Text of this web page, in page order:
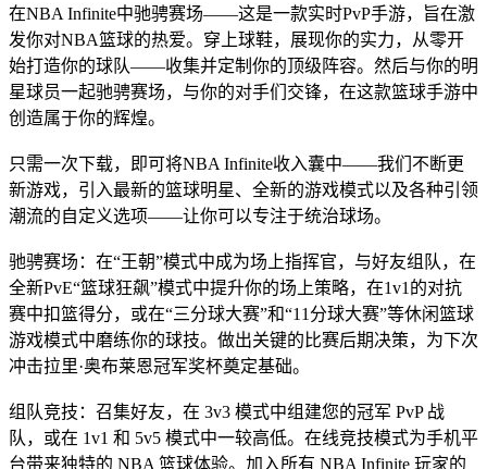
在NBA Infinite中驰骋赛场——这是一款实时PvP手游，旨在激
发你对NBA篮球的热爱。穿上球鞋，展现你的实力，从零开
始打造你的球队——收集并定制你的顶级阵容。然后与你的明
星球员一起驰骋赛场，与你的对手们交锋，在这款篮球手游中
创造属于你的辉煌。
只需一次下载，即可将NBA Infinite收入囊中——我们不断更
新游戏，引入最新的篮球明星、全新的游戏模式以及各种引领
潮流的自定义选项——让你可以专注于统治球场。
驰骋赛场：在“王朝”模式中成为场上指挥官，与好友组队，在
全新PvE“篮球狂飙”模式中提升你的场上策略，在1v1的对抗
赛中扣篮得分，或在“三分球大赛”和“11分球大赛”等休闲篮球
游戏模式中磨练你的球技。做出关键的比赛后期决策，为下次
冲击拉里·奥布莱恩冠军奖杯奠定基础。
组队竞技：召集好友，在 3v3 模式中组建您的冠军 PvP 战
队，或在 1v1 和 5v5 模式中一较高低。在线竞技模式为手机平
台带来独特的 NBA 篮球体验。加入所有 NBA Infinite 玩家的